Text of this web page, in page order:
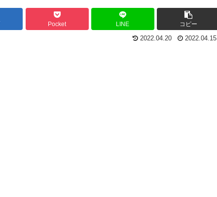
Pocket LINE コピー
2022.04.20 2022.04.15